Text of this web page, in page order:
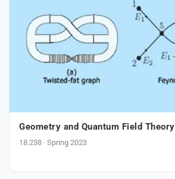
Geometry and Quantum Field Theory
18.238 · Spring 2023